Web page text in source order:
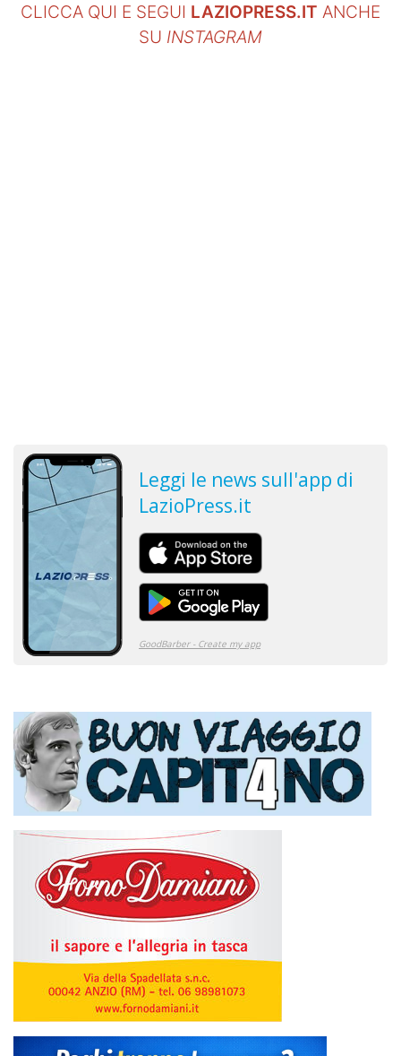
CLICCA QUI E SEGUI LAZIOPRESS.IT ANCHE
SU INSTAGRAM